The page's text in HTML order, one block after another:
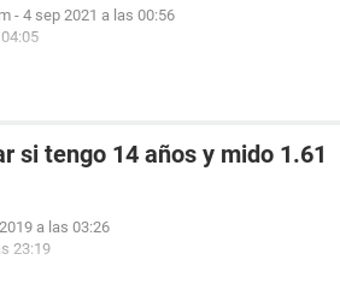
- 4 sep 2021 a las 00:56
si tengo 14 años y mido 1.61
a las 03:26
23:19